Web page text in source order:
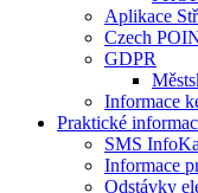
Aplikace
Czech
GDPR
Informace
Praktické
SMS
Informace
Odstávky